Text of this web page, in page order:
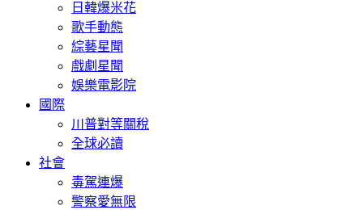
日韓爆米花
歌手動態
綜藝星聞
戲劇星聞
娛樂電影院
國際
川普對等關稅
全球必讀
社會
毒駕連爆
警察愛無限